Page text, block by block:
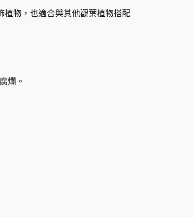
植物，也適合與其他觀葉植物搭配
爛。